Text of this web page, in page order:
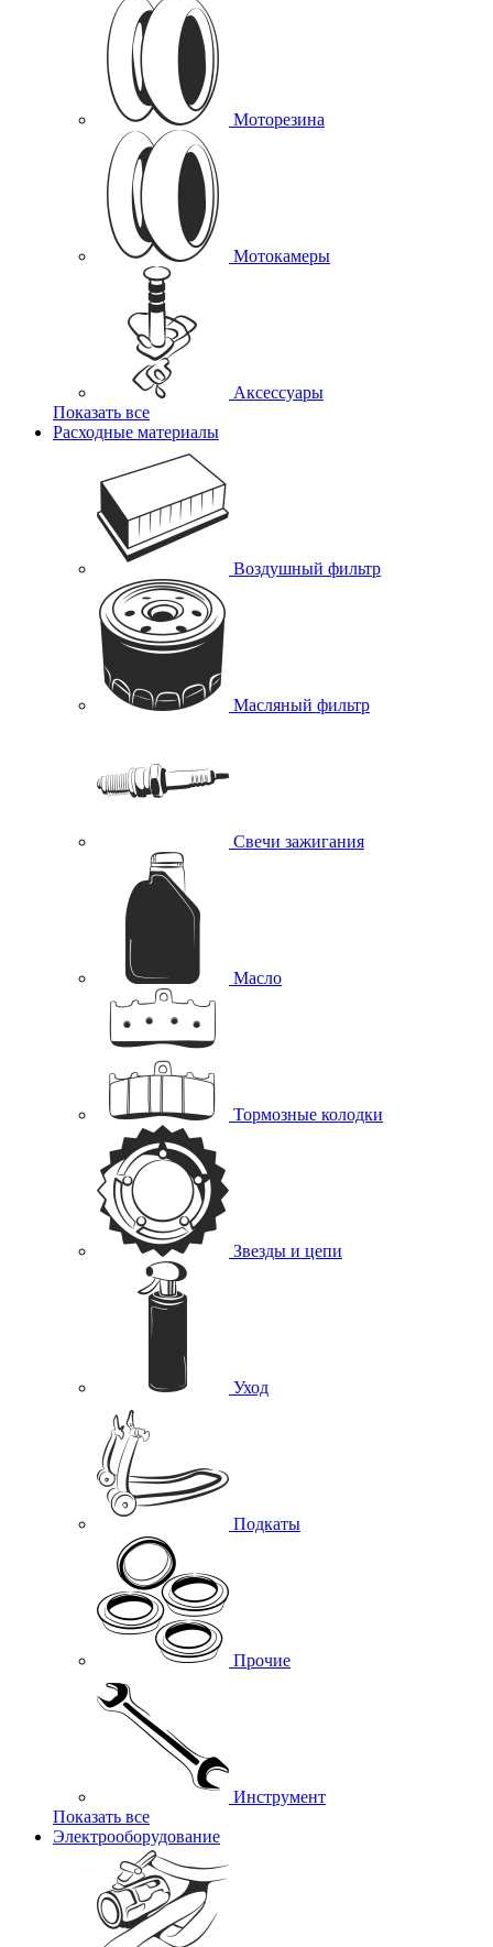
Моторезина
Мотокамеры
Аксессуары
Показать все
Расходные материалы
Воздушный фильтр
Масляный фильтр
Свечи зажигания
Масло
Тормозные колодки
Звезды и цепи
Уход
Подкаты
Прочие
Инструмент
Показать все
Электрооборудование